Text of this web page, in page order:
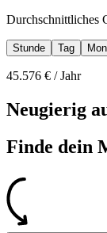
Durchschnittliches
Stunde Tag
45.576 € /Jahr
Neugierig
Finde dein